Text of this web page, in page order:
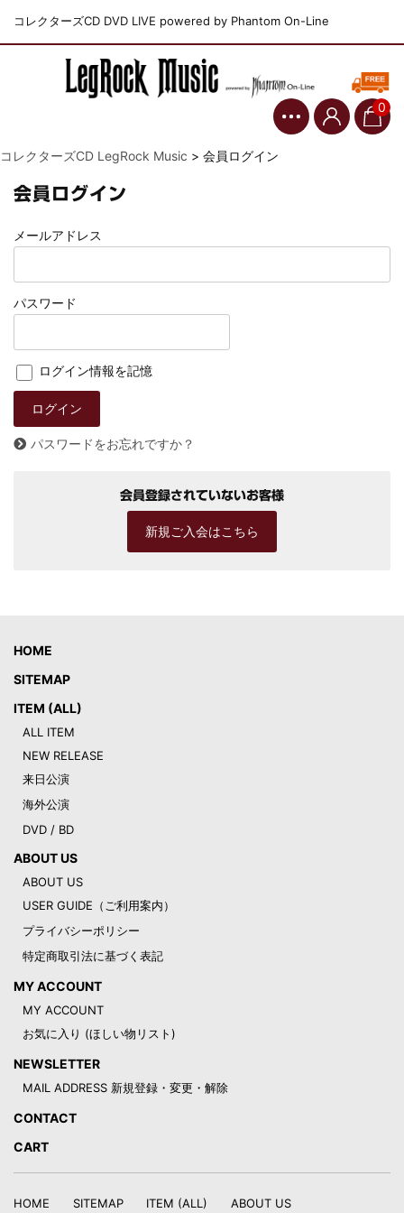
コレクターズCD DVD LIVE powered by Phantom On-Line
0
コレクターズCD LegRock Music > 会員ログイン
会員ログイン
メールアドレス
パスワード
ログイン情報を記憶
パスワードをお忘れですか？
会員登録されていないお客様
新規ご入会はこちら
HOME
SITEMAP
ITEM (ALL)
ALL ITEM
NEW RELEASE
来日公演
海外公演
DVD / BD
ABOUT US
ABOUT US
USER GUIDE（ご利用案内）
プライバシーポリシー
特定商取引法に基づく表記
MY ACCOUNT
MY ACCOUNT
お気に入り (ほしい物リスト)
NEWSLETTER
MAIL ADDRESS 新規登録・変更・解除
CONTACT
CART
HOME SITEMAP ITEM (ALL) ABOUT US